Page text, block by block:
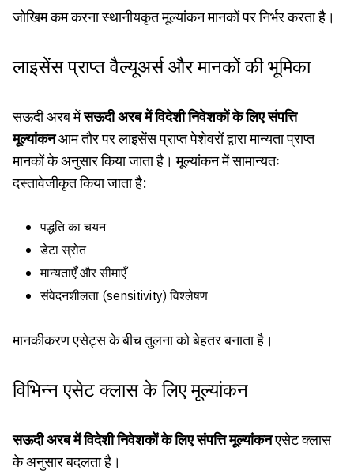
जोखिम कम करना स्थानीयकृत मूल्यांकन मानकों पर निर्भर करता है।
लाइसेंस प्राप्त वैल्यूअर्स और मानकों की भूमिका
सऊदी अरब मेंसऊदी अरब में विदेशी निवेशकों के लिए संपत्ति
मूल्यांकनआम तौर पर लाइसेंस प्राप्त पेशेवरों द्वारा मान्यता प्राप्त
मानकों के अनुसार किया जाता है। मूल्यांकन में सामान्यतः
दस्तावेजीकृत किया जाता है:
पद्धति का चयन
डेटा स्रोत
मान्यताएँ और सीमाएँ
संवेदनशीलता (sensitivity) विश्लेषण
मानकीकरण एसेट्स के बीच तुलना को बेहतर बनाता है।
विभिन्न एसेट क्लास के लिए मूल्यांकन
सऊदी अरब में विदेशी निवेशकों के लिए संपत्ति मूल्यांकनएसेट क्लास
के अनुसार बदलता है।